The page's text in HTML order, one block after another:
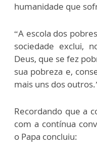
humanidade que
“A escola dos
sociedade exclui,
Deus, que se fez
sua pobreza e,
mais uns dos
Recordando que a
com a contínua
o Papa concluiu: